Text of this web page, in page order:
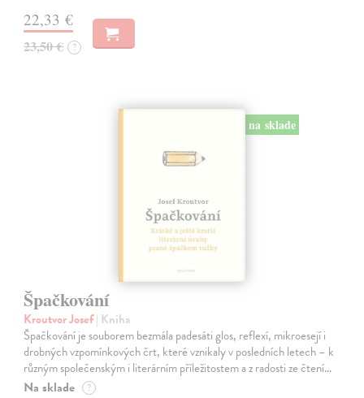
22,33 €
23,50 € ?
na sklade
Špačkování
Kroutvor Josef| Kniha
Špačkování je souborem bezmála padesáti glos, reflexí, mikroesejí i
drobných vzpomínkových črt, které vznikaly v posledních letech – k
různým společenským i literárním příležitostem a z radosti ze čtení…
Na sklade ?